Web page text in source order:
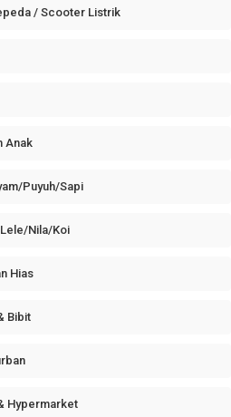
/ Scooter Listrik
Anak
Puyuh/Sapi
Nila/Koi
Hias
Bibit
Hypermarket